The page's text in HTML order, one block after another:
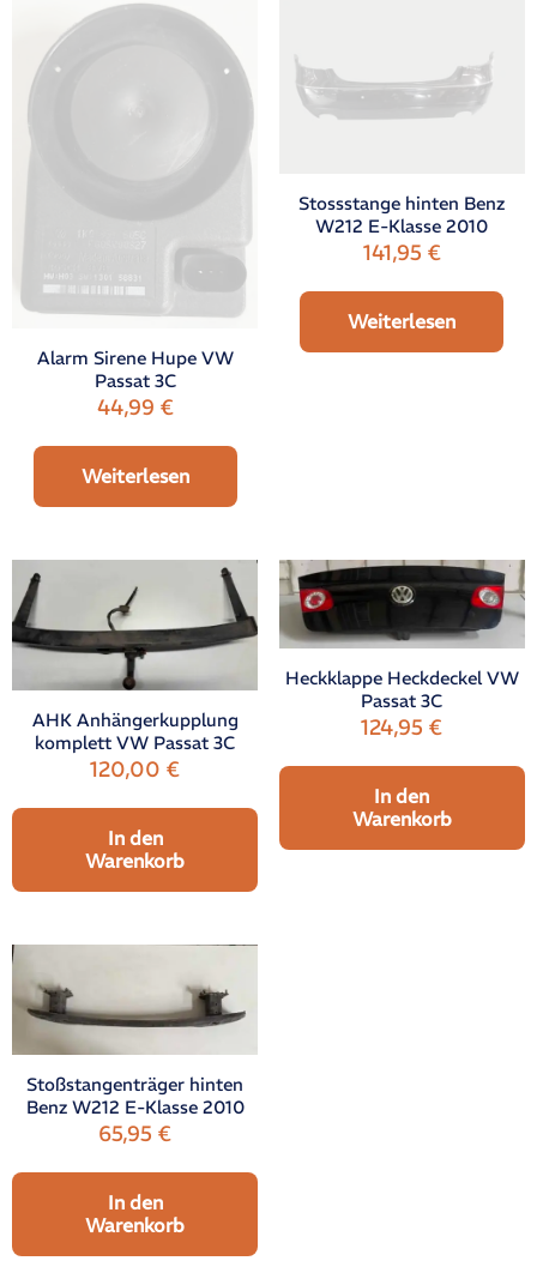
Alarm Sirene Hupe VW
Passat 3C
44,99 €
Weiterlesen
Stossstange hinten Benz
W212 E-Klasse 2010
141,95 €
Weiterlesen
AHK Anhängerkupplung
komplett VW Passat 3C
120,00€
In den
Warenkorb
Heckklappe Heckdeckel VW
Passat 3C
124,95€
In den
Warenkorb
Stoßstangenträger hinten
Benz W212 E-Klasse 2010
65,95€
In den
Warenkorb